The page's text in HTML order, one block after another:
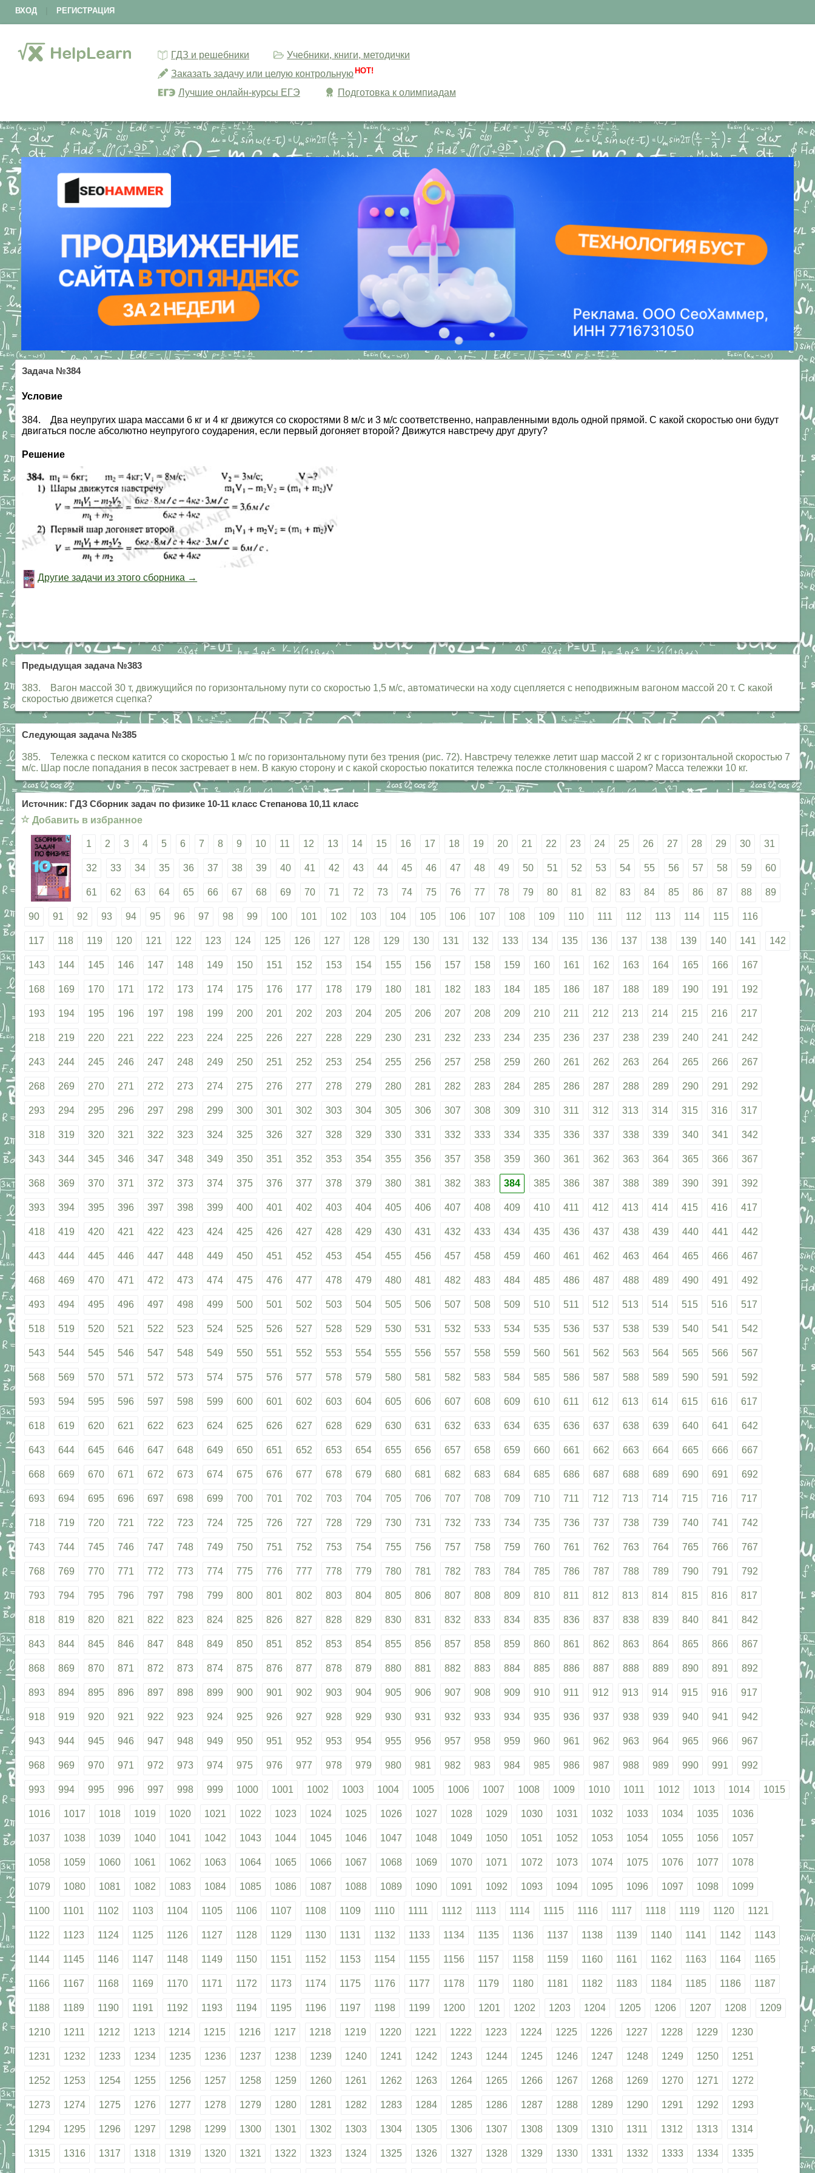
ВХОД РЕГИСТРАЦИЯ
ГДЗ и решебники
Учебники, книги, методички
Заказать задачу или целую контрольную HOT!
Лучшие онлайн-курсы ЕГЭ Подготовка к олимпиадам
Задача №384
Условие
384. Два неупругих шара массами 6 кг и 4 кг движутся со скоростями 8 м/с и 3 м/с соответственно, направленными вдоль одной прямой. С какой скоростью они будут
двигаться после абсолютно неупругого соударения, если первый догоняет второй? Движутся навстречу друг другу?
Решение
Другие задачи из этого сборника →
Предыдущая задача №383
383. Вагон массой 30 т, движущийся по горизонтальному пути со скоростью 1,5 м/с, автоматически на ходу сцепляется с неподвижным вагоном массой 20 т. С какой
скоростью движется сцепка?
Следующая задача №385
385. Тележка с песком катится со скоростью 1 м/с по горизонтальному пути без трения (рис. 72). Навстречу тележке летит шар массой 2 кг с горизонтальной скоростью 7
м/с. Шар после попадания в песок застревает в нем. В какую сторону и с какой скоростью покатится тележка после столкновения с шаром? Масса тележки 10 кг.
Источник: ГДЗ Сборник задач по физике 10-11 класс Степанова 10,11 класс
☆ Добавить в избранное
1 2 3 4 5 6 7 8 9 10 11 12 13 14 15 16 17 18 19 20 21 22 23 24 25 26 27 28 29 30 31
32 33 34 35 36 37 38 39 40 41 42 43 44 45 46 47 48 49 50 51 52 53 54 55 56 57 58 59 60
61 62 63 64 65 66 67 68 69 70 71 72 73 74 75 76 77 78 79 80 81 82 83 84 85 86 87 88 89
90 91 92 93 94 95 96 97 98 99 100 101 102 103 104 105 106 107 108 109 110 111 112 113 114 115 116
117 118 119 120 121 122 123 124 125 126 127 128 129 130 131 132 133 134 135 136 137 138 139 140 141 142
143 144 145 146 147 148 149 150 151 152 153 154 155 156 157 158 159 160 161 162 163 164 165 166 167
168 169 170 171 172 173 174 175 176 177 178 179 180 181 182 183 184 185 186 187 188 189 190 191 192
193 194 195 196 197 198 199 200 201 202 203 204 205 206 207 208 209 210 211 212 213 214 215 216 217
218 219 220 221 222 223 224 225 226 227 228 229 230 231 232 233 234 235 236 237 238 239 240 241 242
243 244 245 246 247 248 249 250 251 252 253 254 255 256 257 258 259 260 261 262 263 264 265 266 267
268 269 270 271 272 273 274 275 276 277 278 279 280 281 282 283 284 285 286 287 288 289 290 291 292
293 294 295 296 297 298 299 300 301 302 303 304 305 306 307 308 309 310 311 312 313 314 315 316 317
318 319 320 321 322 323 324 325 326 327 328 329 330 331 332 333 334 335 336 337 338 339 340 341 342
343 344 345 346 347 348 349 350 351 352 353 354 355 356 357 358 359 360 361 362 363 364 365 366 367
368 369 370 371 372 373 374 375 376 377 378 379 380 381 382 383 384 385 386 387 388 389 390 391 392
393 394 395 396 397 398 399 400 401 402 403 404 405 406 407 408 409 410 411 412 413 414 415 416 417
418 419 420 421 422 423 424 425 426 427 428 429 430 431 432 433 434 435 436 437 438 439 440 441 442
443 444 445 446 447 448 449 450 451 452 453 454 455 456 457 458 459 460 461 462 463 464 465 466 467
468 469 470 471 472 473 474 475 476 477 478 479 480 481 482 483 484 485 486 487 488 489 490 491 492
493 494 495 496 497 498 499 500 501 502 503 504 505 506 507 508 509 510 511 512 513 514 515 516 517
518 519 520 521 522 523 524 525 526 527 528 529 530 531 532 533 534 535 536 537 538 539 540 541 542
543 544 545 546 547 548 549 550 551 552 553 554 555 556 557 558 559 560 561 562 563 564 565 566 567
568 569 570 571 572 573 574 575 576 577 578 579 580 581 582 583 584 585 586 587 588 589 590 591 592
593 594 595 596 597 598 599 600 601 602 603 604 605 606 607 608 609 610 611 612 613 614 615 616 617
618 619 620 621 622 623 624 625 626 627 628 629 630 631 632 633 634 635 636 637 638 639 640 641 642
643 644 645 646 647 648 649 650 651 652 653 654 655 656 657 658 659 660 661 662 663 664 665 666 667
668 669 670 671 672 673 674 675 676 677 678 679 680 681 682 683 684 685 686 687 688 689 690 691 692
693 694 695 696 697 698 699 700 701 702 703 704 705 706 707 708 709 710 711 712 713 714 715 716 717
718 719 720 721 722 723 724 725 726 727 728 729 730 731 732 733 734 735 736 737 738 739 740 741 742
743 744 745 746 747 748 749 750 751 752 753 754 755 756 757 758 759 760 761 762 763 764 765 766 767
768 769 770 771 772 773 774 775 776 777 778 779 780 781 782 783 784 785 786 787 788 789 790 791 792
793 794 795 796 797 798 799 800 801 802 803 804 805 806 807 808 809 810 811 812 813 814 815 816 817
818 819 820 821 822 823 824 825 826 827 828 829 830 831 832 833 834 835 836 837 838 839 840 841 842
843 844 845 846 847 848 849 850 851 852 853 854 855 856 857 858 859 860 861 862 863 864 865 866 867
868 869 870 871 872 873 874 875 876 877 878 879 880 881 882 883 884 885 886 887 888 889 890 891 892
893 894 895 896 897 898 899 900 901 902 903 904 905 906 907 908 909 910 911 912 913 914 915 916 917
918 919 920 921 922 923 924 925 926 927 928 929 930 931 932 933 934 935 936 937 938 939 940 941 942
943 944 945 946 947 948 949 950 951 952 953 954 955 956 957 958 959 960 961 962 963 964 965 966 967
968 969 970 971 972 973 974 975 976 977 978 979 980 981 982 983 984 985 986 987 988 989 990 991 992
993 994 995 996 997 998 999 1000 1001 1002 1003 1004 1005 1006 1007 1008 1009 1010 1011 1012 1013 1014 1015
1016 1017 1018 1019 1020 1021 1022 1023 1024 1025 1026 1027 1028 1029 1030 1031 1032 1033 1034 1035 1036
1037 1038 1039 1040 1041 1042 1043 1044 1045 1046 1047 1048 1049 1050 1051 1052 1053 1054 1055 1056 1057
1058 1059 1060 1061 1062 1063 1064 1065 1066 1067 1068 1069 1070 1071 1072 1073 1074 1075 1076 1077 1078
1079 1080 1081 1082 1083 1084 1085 1086 1087 1088 1089 1090 1091 1092 1093 1094 1095 1096 1097 1098 1099
1100 1101 1102 1103 1104 1105 1106 1107 1108 1109 1110 1111 1112 1113 1114 1115 1116 1117 1118 1119 1120 1121
1122 1123 1124 1125 1126 1127 1128 1129 1130 1131 1132 1133 1134 1135 1136 1137 1138 1139 1140 1141 1142 1143
1144 1145 1146 1147 1148 1149 1150 1151 1152 1153 1154 1155 1156 1157 1158 1159 1160 1161 1162 1163 1164 1165
1166 1167 1168 1169 1170 1171 1172 1173 1174 1175 1176 1177 1178 1179 1180 1181 1182 1183 1184 1185 1186 1187
1188 1189 1190 1191 1192 1193 1194 1195 1196 1197 1198 1199 1200 1201 1202 1203 1204 1205 1206 1207 1208 1209
1210 1211 1212 1213 1214 1215 1216 1217 1218 1219 1220 1221 1222 1223 1224 1225 1226 1227 1228 1229 1230
1231 1232 1233 1234 1235 1236 1237 1238 1239 1240 1241 1242 1243 1244 1245 1246 1247 1248 1249 1250 1251
1252 1253 1254 1255 1256 1257 1258 1259 1260 1261 1262 1263 1264 1265 1266 1267 1268 1269 1270 1271 1272
1273 1274 1275 1276 1277 1278 1279 1280 1281 1282 1283 1284 1285 1286 1287 1288 1289 1290 1291 1292 1293
1294 1295 1296 1297 1298 1299 1300 1301 1302 1303 1304 1305 1306 1307 1308 1309 1310 1311 1312 1313 1314
1315 1316 1317 1318 1319 1320 1321 1322 1323 1324 1325 1326 1327 1328 1329 1330 1331 1332 1333 1334 1335